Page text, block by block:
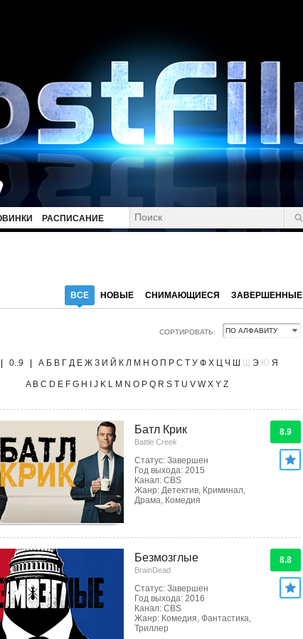
РАСПИСАНИЕ
ВСЕ НОВЫЕ СНИМАЮЩИЕСЯ ЗАВЕРШЕННЫЕ
СОРТИРОВАТЬ:
0..9 А Б В Г Д Е Ж З И Й К Л М Н О П Р С Т У Ф Х Ц Ч Ш Щ Э Ю Я
A B C D E F G H J K L M N O P Q R S T U V W X Y Z
Батл Крик
Battle Creek
Статус: Завершен
Год выхода: 2015
Канал: CBS
Жанр: Детектив, Криминал,
Драма, Комедия
8.9
Безмозглые
BrainDead
Статус: Завершен
Год выхода: 2016
Канал: CBS
Жанр: Комедия, Фантастика,
Триллер
8.8